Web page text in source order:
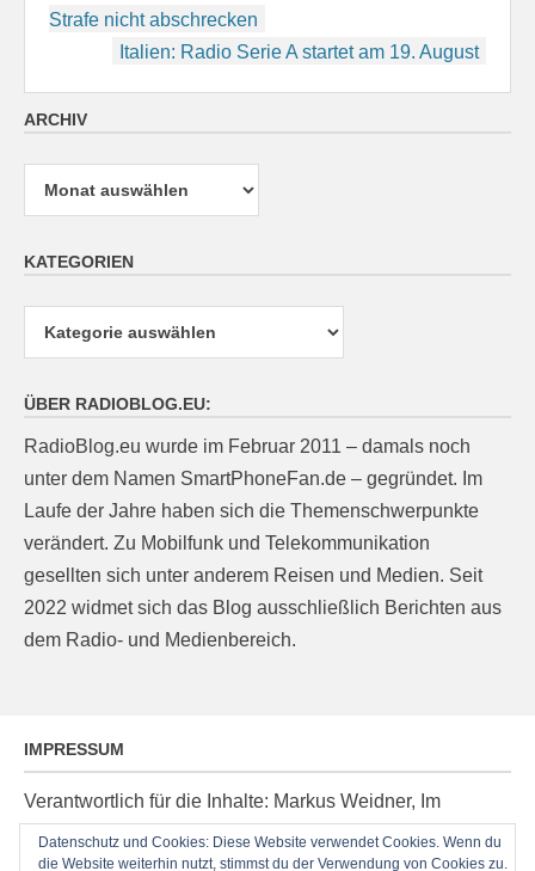
Strafe nicht abschrecken
Italien: Radio Serie A startet am 19. August
ARCHIV
Archiv
KATEGORIEN
ÜBER RADIOBLOG.EU:
RadioBlog.eu wurde im Februar 2011 – damals noch
unter dem Namen SmartPhoneFan.de – gegründet. Im
Laufe der Jahre haben sich die Themenschwerpunkte
verändert. Zu Mobilfunk und Telekommunikation
gesellten sich unter anderem Reisen und Medien. Seit
2022 widmet sich das Blog ausschließlich Berichten aus
dem Radio- und Medienbereich.
IMPRESSUM
Verantwortlich für die Inhalte: Markus Weidner, Im
Ziegelacker 20, D-63599 Biebergemünd, E-Mail:
post@radioblog.eu
Datenschutz und Cookies: Diese Website verwendet Cookies. Wenn du
die Website weiterhin nutzt, stimmst du der Verwendung von Cookies zu.